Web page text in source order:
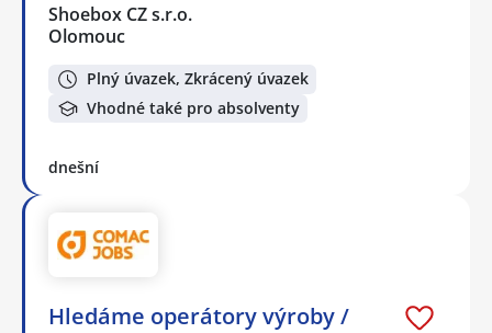
Shoebox CZ s.r.o.
Olomouc
Plný úvazek, Zkrácený úvazek
Vhodné také pro absolventy
dnešní
Hledáme operátory výroby /